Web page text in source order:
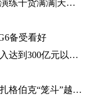
从以演促练到以练筑防，北京海淀这场演练干货满满|天天实时
备受看好
北京：到2025年全市机器人核心产业收入达到300亿元以上-全球新消息
微速讯：马斯克真的开始练拳击了！与扎格伯克“笼斗”越来越真